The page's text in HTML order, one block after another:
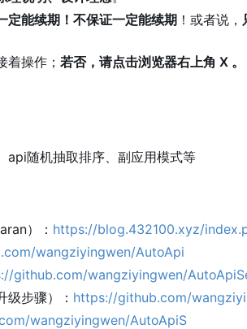
定能续期！不保证一定能续期 ！或者说，
着操作； 若否，请点击浏览器右上角 X 。
api随机抽取排序、副应用模式等
）： https://blog.432100.xyz/
wangziyingwen/AutoApi
github.com/wangziyingwen/
步骤）： https://github.com/
wangziyingwen/AutoApiS